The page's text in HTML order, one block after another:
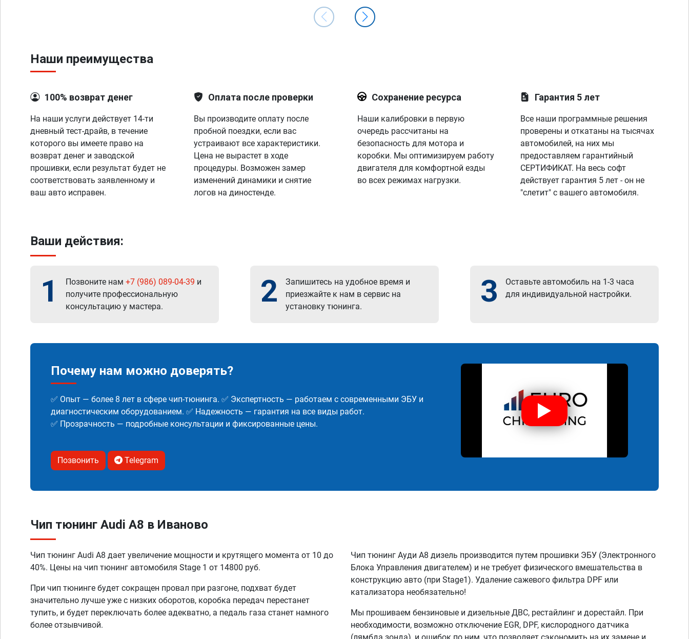
Наши преимущества
100% возврат денег
На наши услуги действует 14-ти
дневный тест-драйв, в течение
которого вы имеете право на
возврат денег и заводской
прошивки, если результат будет не
соответствовать заявленному и
ваш авто исправен.
Оплата после проверки
Вы производите оплату после
пробной поездки, если вас
устраивают все характеристики.
Цена не вырастет в ходе
процедуры. Возможен замер
изменений динамики и снятие
логов на диностенде.
Сохранение ресурса
Наши калибровки в первую
очередь рассчитаны на
безопасность для мотора и
коробки. Мы оптимизируем работу
двигателя для комфортной езды
во всех режимах нагрузки.
Гарантия 5 лет
Все наши программные решения
проверены и откатаны на тысячах
автомобилей, на них мы
предоставляем гарантийный
СЕРТИФИКАТ. На весь софт
действует гарантия 5 лет - он не
"слетит" с вашего автомобиля.
Ваши действия:
1 Позвоните нам +7 (986) 089-04-39 и
получите профессиональную
консультацию у мастера.
2
Запишитесь на удобное время и
приезжайте к нам в сервис на
установку тюнинга.
3
Оставьте автомобиль на 1-3 часа
для индивидуальной настройки.
Почему нам можно доверять?
✅ Опыт — более 8 лет в сфере чип-тюнинга. ✅ Экспертность — работаем с современными ЭБУ и
диагностическим оборудованием. ✅ Надежность — гарантия на все виды работ.
✅ Прозрачность — подробные консультации и фиксированные цены.
Позвонить Telegram
Чип тюнинг Audi A8 в Иваново
Чип тюнинг Audi A8 дает увеличение мощности и крутящего момента от 10 до
40%. Цены на чип тюнинг автомобиля Stage 1 от 14800 руб.
При чип тюнинге будет сокращен провал при разгоне, подхват будет
значительно лучше уже с низких оборотов, коробка передач перестанет
тупить, и будет переключать более адекватно, а педаль газа станет намного
более отзывчивой.
Чип тюнинг Ауди А8 дизель производится путем прошивки ЭБУ (Электронного
Блока Управления двигателем) и не требует физического вмешательства в
конструкцию авто (при Stage1). Удаление сажевого фильтра DPF или
катализатора необязательно!
Мы прошиваем бензиновые и дизельные ДВС, рестайлинг и дорестайл. При
необходимости, возможно отключение EGR, DPF, кислородного датчика